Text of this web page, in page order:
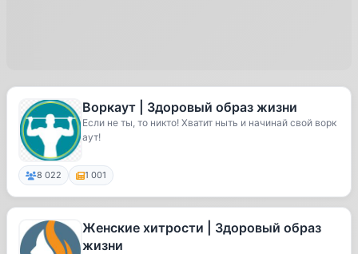
Воркаут | Здоровый образ жизни
Если не ты, то никто! Хватит ныть и начинай свой ворк
аут!
8 022 1 001
Женские хитрости | Здоровый образ
жизни